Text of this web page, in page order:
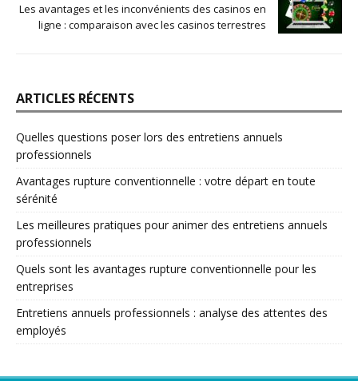
Les avantages et les inconvénients des casinos en
ligne : comparaison avec les casinos terrestres
ARTICLES RÉCENTS
Quelles questions poser lors des entretiens annuels
professionnels
Avantages rupture conventionnelle : votre départ en toute
sérénité
Les meilleures pratiques pour animer des entretiens annuels
professionnels
Quels sont les avantages rupture conventionnelle pour les
entreprises
Entretiens annuels professionnels : analyse des attentes des
employés